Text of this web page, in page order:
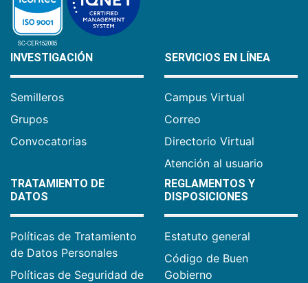
INVESTIGACIÓN
Semilleros
Grupos
Convocatorias
SERVICIOS EN LÍNEA
Campus Virtual
Correo
Directorio Virtual
Atención al usuario
TRATAMIENTO DE
DATOS
Políticas de Tratamiento
de Datos Personales
Políticas de Seguridad de
REGLAMENTOS Y
DISPOSICIONES
Estatuto general
Código de Buen
Gobierno